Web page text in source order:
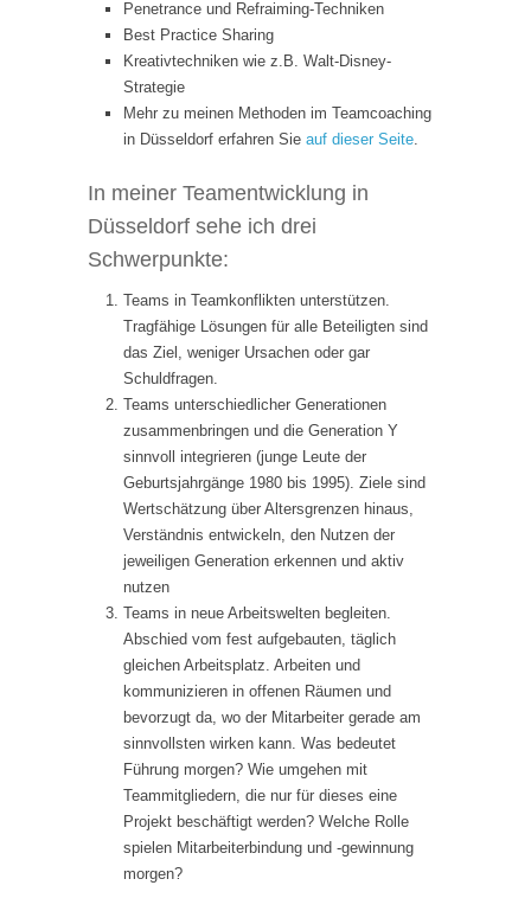
Penetrance und Refraiming-Techniken
Best Practice Sharing
Kreativtechniken wie z.B. Walt-Disney-
Strategie
Mehr zu meinen Methoden im Teamcoaching
in Düsseldorf erfahren Sie auf dieser Seite.
In meiner Teamentwicklung in
Düsseldorf sehe ich drei
Schwerpunkte:
Teams in Teamkonflikten unterstützen.
Tragfähige Lösungen für alle Beteiligten sind
das Ziel, weniger Ursachen oder gar
Schuldfragen.
Teams unterschiedlicher Generationen
zusammenbringen und die Generation Y
sinnvoll integrieren (junge Leute der
Geburtsjahrgänge 1980 bis 1995). Ziele sind
Wertschätzung über Altersgrenzen hinaus,
Verständnis entwickeln, den Nutzen der
jeweiligen Generation erkennen und aktiv
nutzen
Teams in neue Arbeitswelten begleiten.
Abschied vom fest aufgebauten, täglich
gleichen Arbeitsplatz. Arbeiten und
kommunizieren in offenen Räumen und
bevorzugt da, wo der Mitarbeiter gerade am
sinnvollsten wirken kann. Was bedeutet
Führung morgen? Wie umgehen mit
Teammitgliedern, die nur für dieses eine
Projekt beschäftigt werden? Welche Rolle
spielen Mitarbeiterbindung und -gewinnung
morgen?